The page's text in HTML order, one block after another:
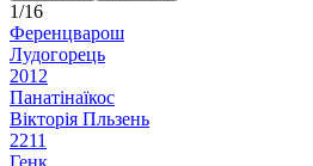
1/16
Ференцварош
Лудогорець
201 2
Панатінаїкос
Вікторія Пльзень
2211